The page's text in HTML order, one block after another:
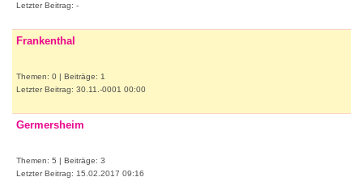
Letzter Beitrag: -
Frankenthal
Themen: 0 | Beiträge: 1
Letzter Beitrag: 30.11.-0001 00:00
Germersheim
Themen: 5 | Beiträge: 3
Letzter Beitrag: 15.02.2017 09:16